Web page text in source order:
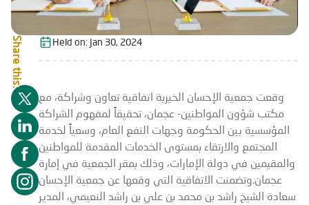
Share this: Held on: Jan 30, 2024
وقعت جمعية الإحسان الخيرية اتفاقية تعاون وشراكة، مع
مكتب شؤون المواطنين- عجمان، تحقيقاً لمفهوم الشراكة
المؤسسية بين الحكومة وجهات النفع العام، وسعياً لخدمة
المجتمع والارتقاء بمستوى الخدمات المقدمة للمواطنين
والمقيمين في دولة الإمارات، وذلك بمقر الجمعية في إمارة
عجمان.وتضمنت الاتفاقية التي وقعها عن جمعية الإحسان
سعادة الشيخ راشد بن محمد بن علي بن راشد النعيمي، المدير